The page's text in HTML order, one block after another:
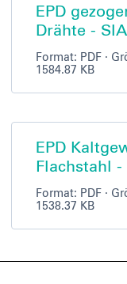
EPD
Drähte -
Format: PDF ·
1584.87 KB
EPD
Flachstahl -
Format: PDF ·
1538.37 KB